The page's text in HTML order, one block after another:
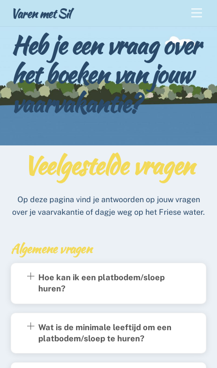
Varen met Sil
Heb je een vraag over
het boeken van jouw
vaarvakantie?
Veelgestelde vragen
Op deze pagina vind je antwoorden op jouw vragen
over je vaarvakantie of dagje weg op het Friese water.
Algemene vragen
Hoe kan ik een platbodem/sloep
huren?
Wat is de minimale leeftijd om een
platbodem/sloep te huren?